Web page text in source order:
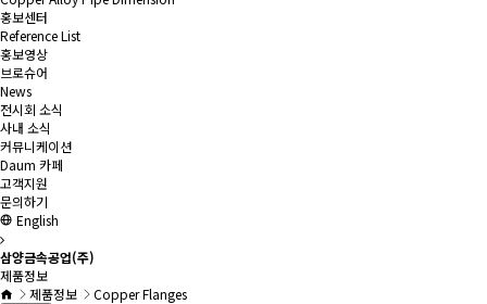
홍보센터
Reference List
홍보영상
브로슈어
News
전시회 소식
사내 소식
커뮤니케이션
Daum 카페
고객지원
문의하기
English
삼양금속공업(주)
제품정보
제품정보
Copper Flanges